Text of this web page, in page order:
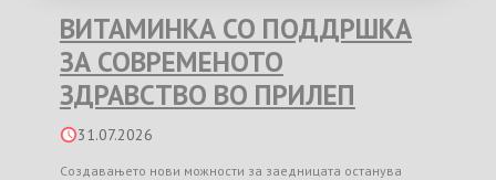
ВИТАМИНКА СО ПОДДРШКА
ЗА СОВРЕМЕНОТО
ЗДРАВСТВО ВО ПРИЛЕП
31.07.2026
Создавањето нови можности за заедницата останува